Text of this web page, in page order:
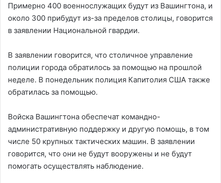
Примерно 400 военнослужащих будут из Вашингтона, и
около 300 прибудут из-за пределов столицы, говорится
в заявлении Национальной гвардии.
В заявлении говорится, что столичное управление
полиции города обратилось за помощью на прошлой
неделе. В понедельник полиция Капитолия США также
обратилась за помощью.
Войска Вашингтона обеспечат командно-
административную поддержку и другую помощь, в том
числе 50 крупных тактических машин. В заявлении
говорится, что они не будут вооружены и не будут
помогать осуществлять наблюдение.